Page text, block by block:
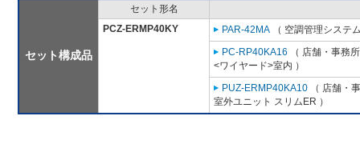
セット構成品
セット形名
PCZ-ERMP40KY
PAR-42MA （ 空調管理システ
PC-RP40KA16 （ 店舗・事務
<ワイヤード>室内 ）
PUZ-ERMP40KA10 （ 店舗・
室外ユニット スリムER ）